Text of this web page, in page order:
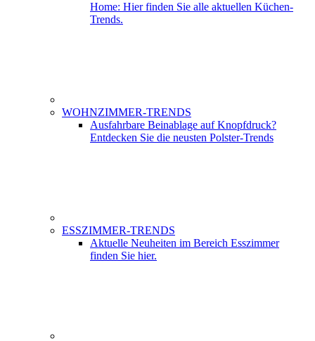
Home: Hier finden Sie alle aktuellen Küchen-
Trends.
WOHNZIMMER-TRENDS
Ausfahrbare Beinablage auf Knopfdruck?
Entdecken Sie die neusten Polster-Trends
ESSZIMMER-TRENDS
Aktuelle Neuheiten im Bereich Esszimmer
finden Sie hier.